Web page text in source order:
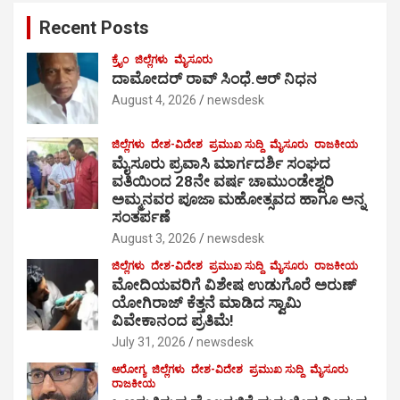
Recent Posts
ಕ್ರೈಂ ಜಿಲ್ಲೆಗಳು ಮೈಸೂರು
ದಾಮೋದರ್ ರಾವ್ ಸಿಂಧೆ.ಆರ್ ನಿಧನ
August 4, 2026 newsdesk
ಜಿಲ್ಲೆಗಳು ದೇಶ-ವಿದೇಶ ಪ್ರಮುಖ ಸುದ್ದಿ ಮೈಸೂರು ರಾಜಕೀಯ
ಮೈಸೂರು ಪ್ರವಾಸಿ ಮಾರ್ಗದರ್ಶಿ ಸಂಘದ
ವತಿಯಿಂದ 28ನೇ ವರ್ಷ ಚಾಮುಂಡೇಶ್ವರಿ
ಅಮ್ಮನವರ ಪೂಜಾ ಮಹೋತ್ಸವದ ಹಾಗೂ ಅನ್ನ
ಸಂತರ್ಪಣೆ
August 3, 2026 newsdesk
ಜಿಲ್ಲೆಗಳು ದೇಶ-ವಿದೇಶ ಪ್ರಮುಖ ಸುದ್ದಿ ಮೈಸೂರು ರಾಜಕೀಯ
ಮೋದಿಯವರಿಗೆ ವಿಶೇಷ ಉಡುಗೊರೆ ಅರುಣ್
ಯೋಗಿರಾಜ್ ಕೆತ್ತನೆ ಮಾಡಿದ ಸ್ವಾಮಿ
ವಿವೇಕಾನಂದ ಪ್ರತಿಮೆ!
July 31, 2026 newsdesk
ಆರೋಗ್ಯ ಜಿಲ್ಲೆಗಳು ದೇಶ-ವಿದೇಶ ಪ್ರಮುಖ ಸುದ್ದಿ ಮೈಸೂರು
ರಾಜಕೀಯ